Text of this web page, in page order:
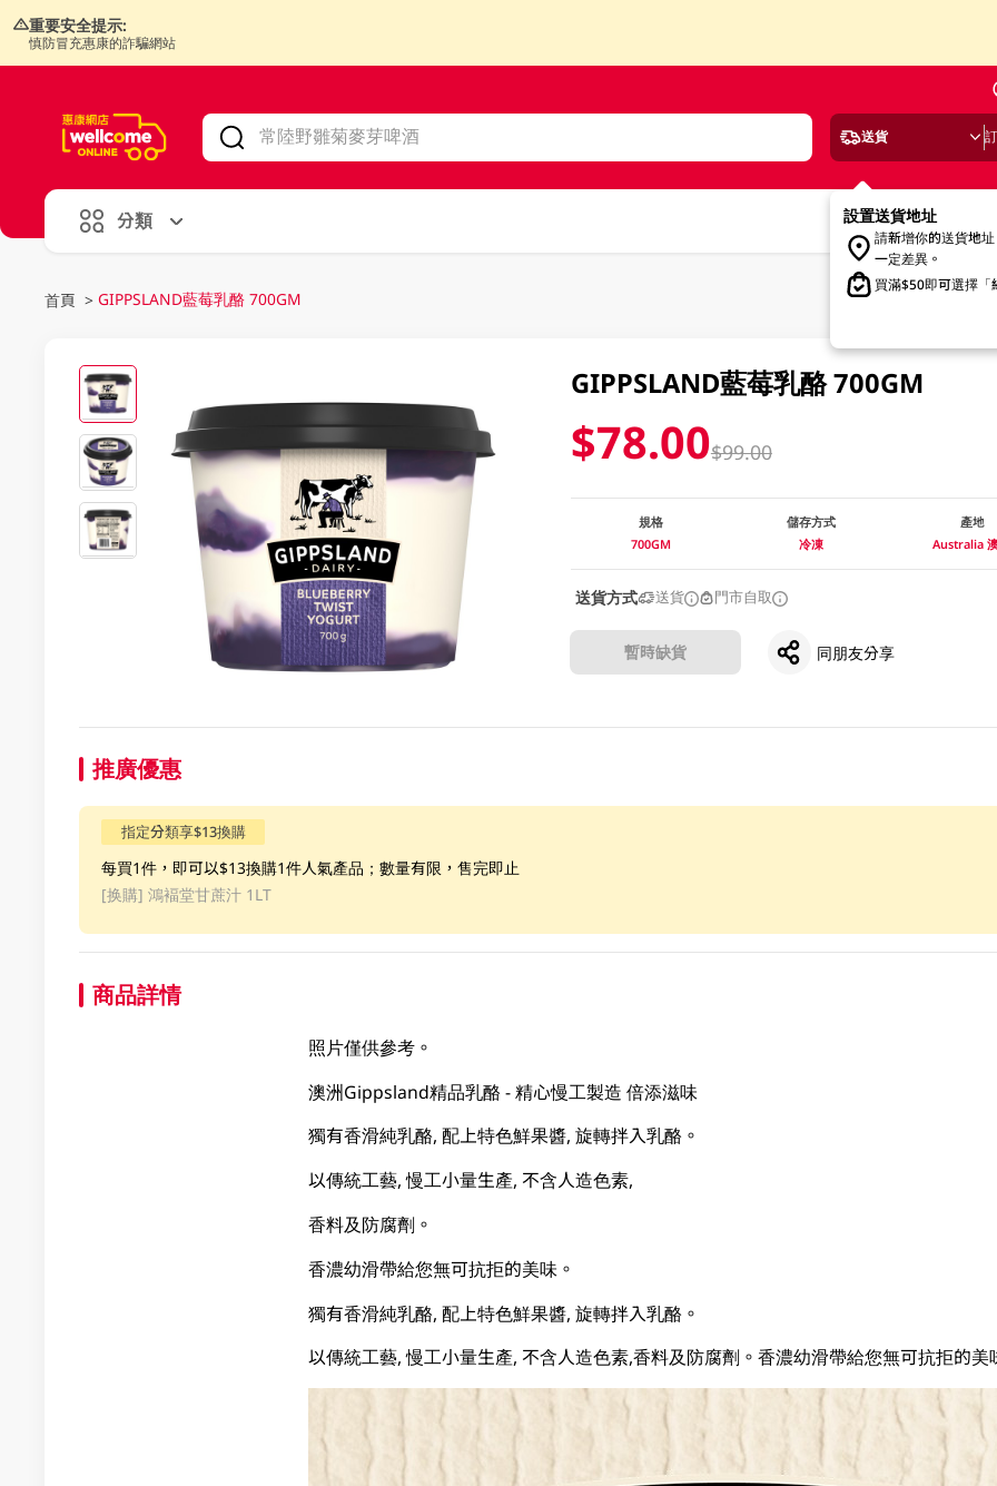
重要安全提示:
慎防冒充惠康的詐騙網站
送貨
設置送貨地址
請新增你的送貨地
一定差異。
買滿$50即可選擇「
分類
首頁 > GIPPSLAND藍莓乳酪 700GM
GIPPSLAND藍莓乳酪 700GM
$78.00$99.00
規格
700GM
儲存方式
冷凍
產地
Australia
送貨方式 送貨 門市自取
暫時缺貨 同朋友分享
推廣優惠
指定分類享$13換購
每買1件，即可以$13換購1件人氣產品；數量有限，售完即止
[换購] 鴻褔堂甘蔗汁 1LT
商品詳情
照片僅供參考。
澳洲Gippsland精品乳酪 - 精心慢工製造 倍添滋味
獨有香滑純乳酪, 配上特色鮮果醬, 旋轉拌入乳酪。
以傳統工藝, 慢工小量生產, 不含人造色素,
香料及防腐劑。
香濃幼滑帶給您無可抗拒的美味。
獨有香滑純乳酪, 配上特色鮮果醬, 旋轉拌入乳酪。
以傳統工藝, 慢工小量生產, 不含人造色素,香料及防腐劑。香濃幼滑帶給您無可抗拒的美